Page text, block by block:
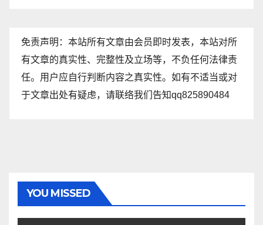
免责声明：本站所有文章由会员即时发表，本站对所
有文章的真实性、完整性及立场等，不负任何法律责
任。用户应自行判断内容之真实性。如有不适当或对
于文章出处有疑虑，请联络我们告知qq825890484
YOU MISSED